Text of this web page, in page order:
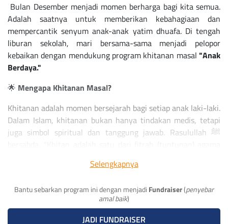
Bulan Desember menjadi momen berharga bagi kita semua.
Adalah saatnya untuk memberikan kebahagiaan dan
mempercantik senyum anak-anak yatim dhuafa. Di tengah
liburan sekolah, mari bersama-sama menjadi pelopor
kebaikan dengan mendukung program khitanan masal "Anak
Berdaya."
🌟 Mengapa Khitanan Masal?
Khitanan adalah momen bersejarah bagi setiap anak laki-laki.
Dalam Islam, khitanan bukan hanya tindakan medis, tetapi
juga simbol spiritual dan tanggung jawab. Rasulullah ﷺ
Desember adalah saat yang tepat untuk memberikan hadiah
kebahagiaan. Di tengah liburan sekolah, anak-anak memiliki
lebih banyak waktu untuk menikmati momen bahagia
Selengkapnya
Bantu sebarkan program ini dengan menjadi Fundraiser(penyebar
amal baik)
JADI FUNDRAISER